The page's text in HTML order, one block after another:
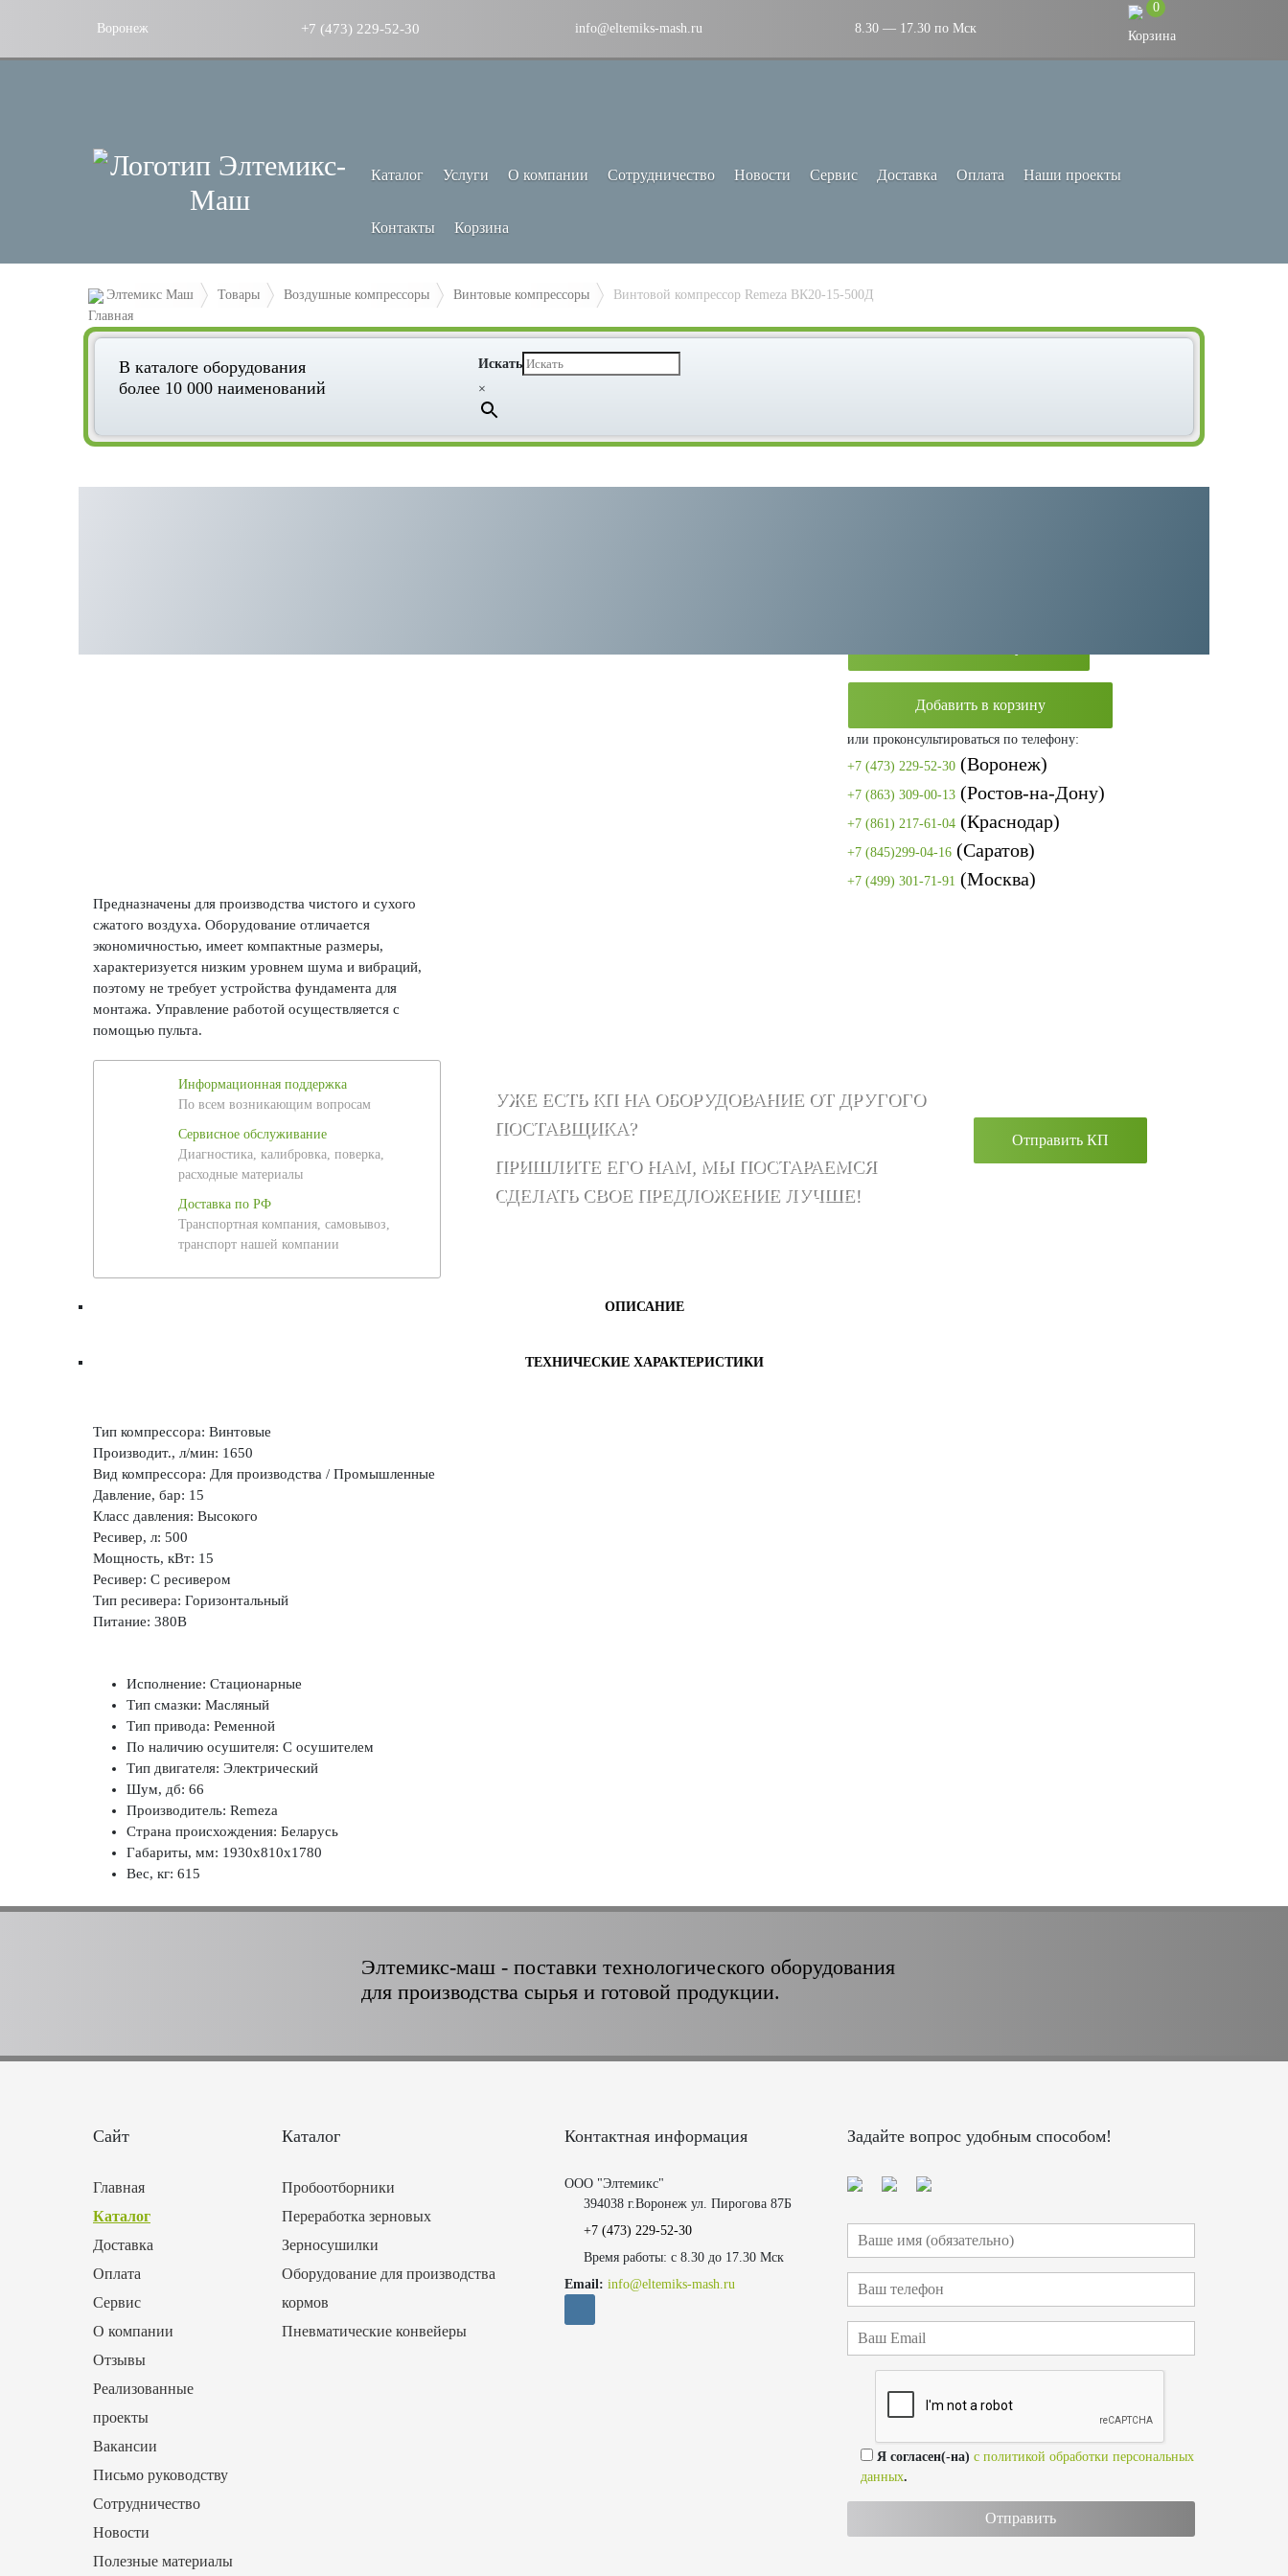
Воронеж +7 (473) 229-52-30 info@eltemiks-mash.ru 8.30 — 17.30 по Мск
0
Каталог Услуги О компании Сотрудничество Новости Сервис Доставка Оплата Наши проекты
Контакты Корзина
Элтемикс Маш Товары Воздушные компрессоры Винтовые компрессоры Винтовой компрессор Remeza ВК20-15-500Д
В каталоге оборудования
более 10 000 наименований
Искать
×
Добавить в корзину
или проконсультироваться по телефону:
+7 (473) 229-52-30(Воронеж)
+7 (863) 309-00-13(Ростов-на-Дону)
+7 (861) 217-61-04(Краснодар)
+7 (845)299-04-16(Саратов)
+7 (499) 301-71-91 (Москва)
Предназначены для производства чистого и сухого
сжатого воздуха. Оборудование отличается
экономичностью, имеет компактные размеры,
характеризуется низким уровнем шума и вибраций,
поэтому не требует устройства фундамента для
монтажа. Управление работой осуществляется с
помощью пульта.
Информационная поддержка
По всем возникающим вопросам
Сервисное обслуживание
Диагностика, калибровка, поверка,
расходные материалы
Доставка по РФ
Транспортная компания, самовывоз,
транспорт нашей компании
УЖЕ ЕСТЬ КП НА ОБОРУДОВАНИЕ ОТ ДРУГОГО
ПОСТАВЩИКА?
ПРИШЛИТЕ ЕГО НАМ, МЫ ПОСТАРАЕМСЯ
СДЕЛАТЬ СВОЕ ПРЕДЛОЖЕНИЕ ЛУЧШЕ!
Отправить КП
ОПИСАНИЕ
ТЕХНИЧЕСКИЕ ХАРАКТЕРИСТИКИ
Тип компрессора: Винтовые
Производит., л/мин: 1650
Вид компрессора: Для производства / Промышленные
Давление, бар: 15
Класс давления: Высокого
Ресивер, л: 500
Мощность, кВт: 15
Ресивер: С ресивером
Тип ресивера: Горизонтальный
Питание: 380В
Исполнение: Стационарные
Тип смазки: Масляный
Тип привода: Ременной
По наличию осушителя: С осушителем
Тип двигателя: Электрический
Шум, дб: 66
Производитель: Remeza
Страна происхождения: Беларусь
Габариты, мм: 1930x810x1780
Вес, кг: 615
Элтемикс-маш - поставки технологического оборудования
для производства сырья и готовой продукции.
Сайт
Главная
Каталог
Доставка
Оплата
Сервис
О компании
Отзывы
Реализованные
проекты
Вакансии
Письмо руководству
Сотрудничество
Новости
Полезные материалы
Каталог
Пробоотборники
Переработка зерновых
Зерносушилки
Оборудование для производства
кормов
Пневматические конвейеры
Контактная информация
ООО "Элтемикс"
394038 г.Воронеж ул. Пирогова 87Б
+7 (473) 229-52-30
Время работы: с 8.30 до 17.30 Мск
Email: info@eltemiks-mash.ru
Задайте вопрос удобным способом!
Я согласен(-на) с политикой обработки персональных
данных.